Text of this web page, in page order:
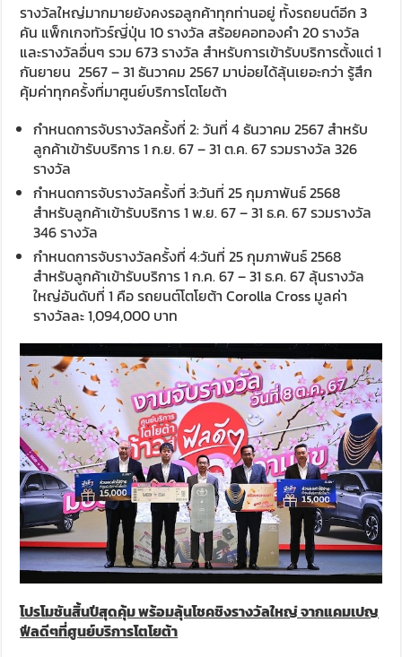
รางวัลใหญ่มากมายยังคงรอลูกค้าทุกท่านอยู่ ทั้งรถยนต์อีก 3
คัน แพ็กเกจทัวร์ญี่ปุ่น 10 รางวัล สร้อยคอทองคำ 20 รางวัล
และรางวัลอื่นๆ รวม 673 รางวัล สำหรับการเข้ารับบริการตั้งแต่ 1
กันยายน 2567 – 31 ธันวาคม 2567 มาบ่อยได้ลุ้นเยอะกว่า รู้สึก
คุ้มค่าทุกครั้งที่มาศูนย์บริการโตโยต้า
กำหนดการจับรางวัลครั้งที่ 2: วันที่ 4 ธันวาคม 2567 สำหรับ
ลูกค้าเข้ารับบริการ 1 ก.ย. 67 – 31 ต.ค. 67 รวมรางวัล 326
รางวัล
กำหนดการจับรางวัลครั้งที่ 3:วันที่ 25 กุมภาพันธ์ 2568
สำหรับลูกค้าเข้ารับบริการ 1 พ.ย. 67 – 31 ธ.ค. 67 รวมรางวัล
346 รางวัล
กำหนดการจับรางวัลครั้งที่ 4:วันที่ 25 กุมภาพันธ์ 2568
สำหรับลูกค้าเข้ารับบริการ 1 ก.ค. 67 – 31 ธ.ค. 67 ลุ้นรางวัล
ใหญ่อันดับที่ 1 คือ รถยนต์โตโยต้า Corolla Cross มูลค่า
รางวัลละ 1,094,000 บาท
โปรโมชันสิ้นปีสุดคุ้ม พร้อมลุ้นโชคชิงรางวัลใหญ่ จากแคมเปญ
ฟีลดีๆที่ศูนย์บริการโตโยต้า